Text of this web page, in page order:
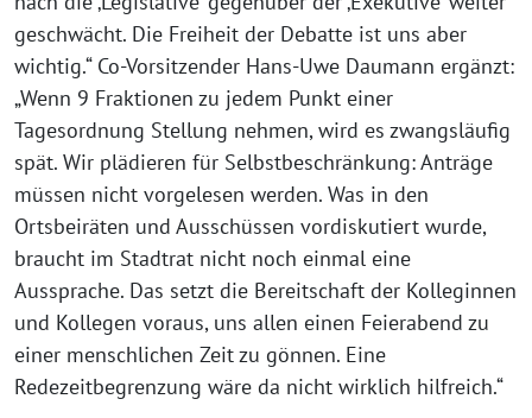
geschwächt. Die Freiheit der Debatte ist uns aber
wichtig.“ Co-Vorsitzender Hans-Uwe Daumann ergänzt:
„Wenn 9 Fraktionen zu jedem Punkt einer
Tagesordnung Stellung nehmen, wird es zwangsläufig
spät. Wir plädieren für Selbstbeschränkung: Anträge
müssen nicht vorgelesen werden. Was in den
Ortsbeiräten und Ausschüssen vordiskutiert wurde,
braucht im Stadtrat nicht noch einmal eine
Aussprache. Das setzt die Bereitschaft der Kolleginnen
und Kollegen voraus, uns allen einen Feierabend zu
einer menschlichen Zeit zu gönnen. Eine
Redezeitbegrenzung wäre da nicht wirklich hilfreich.“